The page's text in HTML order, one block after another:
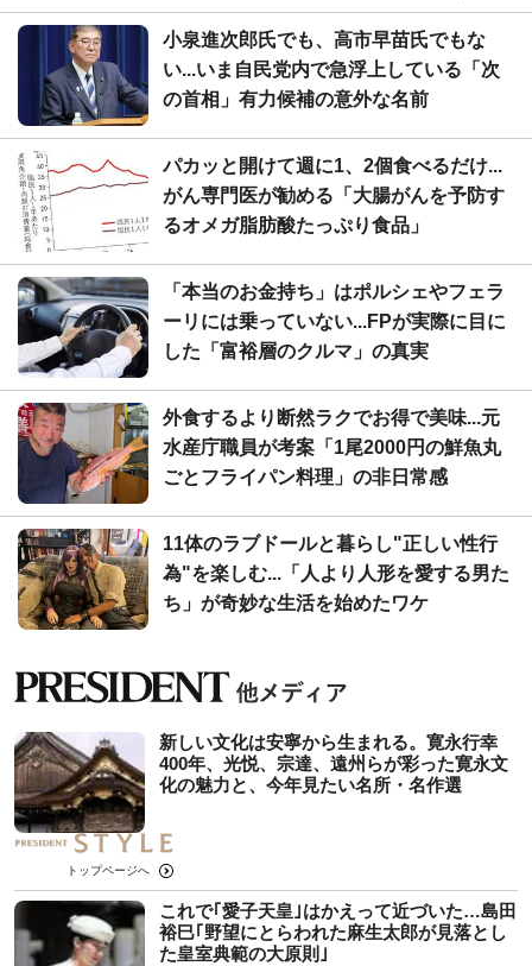
小泉進次郎氏でも、高市早苗氏でもな
い...いま自民党内で急浮上している「次
の首相」有力候補の意外な名前
パカッと開けて週に1、2個食べるだけ...
がん専門医が勧める「大腸がんを予防す
るオメガ脂肪酸たっぷり食品」
「本当のお金持ち」はポルシェやフェラ
ーリには乗っていない...FPが実際に目に
した「富裕層のクルマ」の真実
外食するより断然ラクでお得で美味...元
水産庁職員が考案「1尾2000円の鮮魚丸
ごとフライパン料理」の非日常感
11体のラブドールと暮らし"正しい性行
為"を楽しむ...「人より人形を愛する男た
ち」が奇妙な生活を始めたワケ
新しい文化は安寧から生まれる。寛永行幸
400年、光悦、宗達、遠州らが彩った寛永文
化の魅力と、今年見たい名所・名作選
トップページへ
これで｢愛子天皇｣はかえって近づいた…島田
裕巳｢野望にとらわれた麻生太郎が見落とし
た皇室典範の大原則｣